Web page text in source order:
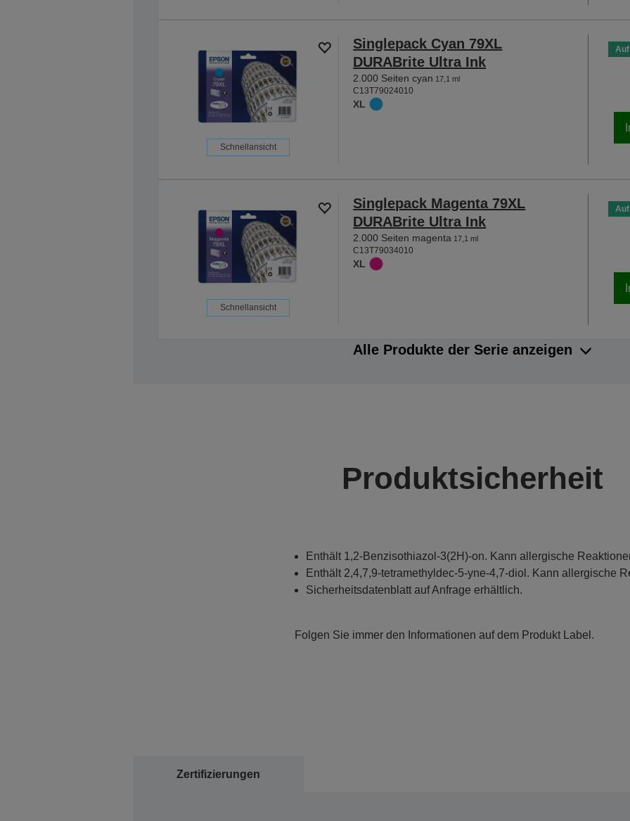
Schnellansicht
Singlepack Cyan 79XL
DURABrite Ultra Ink
2.000 Seiten cyan 17,1 ml
C13T79024010
XL
Schnellansicht
Singlepack Magenta 79XL
DURABrite Ultra Ink
2.000 Seiten magenta 17,1 ml
C13T79034010
XL
Alle Produkte der Serie anzeigen
Produktsicherheit
Enthält 1,2-Benzisothiazol-3(2H)-on. Kann allergische
Enthält 2,4,7,9-tetramethyldec-5-yne-4,7-diol. Kann allergische
Sicherheitsdatenblatt auf Anfrage erhältlich.
Folgen Sie immer den Informationen auf dem Produkt Label.
Zertifizierungen